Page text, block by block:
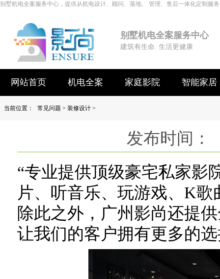
别墅机电全案服务中心，提供从机电设计、顾问、落地、 管理、售后一体化定制服务
别墅机电全案服务中心
建筑有生命. 生活更健康
网站首页 机电全案 家庭影院 智能家居
当前位置： 常见问题 > 装修设计 >
发布时间：
“专业提供顶级豪宅私家影
片、听音乐、玩游戏、K
除此之外，广州影尚还提
让我们的客户拥有更多的